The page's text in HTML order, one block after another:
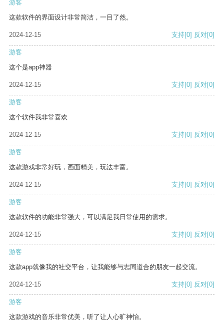
游客
这款软件的界面设计非常简洁，一目了然。
2024-12-15 支持[0] 反对[0]
游客
这个是app神器
2024-12-15 支持[0] 反对[0]
游客
这个软件我非常喜欢
2024-12-15 支持[0] 反对[0]
游客
这款游戏非常好玩，画面精美，玩法丰富。
2024-12-15 支持[0] 反对[0]
游客
这款软件的功能非常强大，可以满足我日常使用的需求。
2024-12-15 支持[0] 反对[0]
游客
这款app就像我的社交平台，让我能够与志同道合的朋友一起交流。
2024-12-15 支持[0] 反对[0]
游客
这款游戏的音乐非常优美，听了让人心旷神怡。